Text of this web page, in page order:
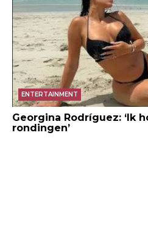
ENTERTAINMENT
Georgina Rodríguez: ‘Ik
rondingen’